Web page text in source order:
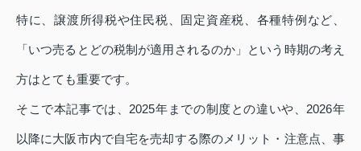
特に、譲渡所得税や住民税、固定資産税、各種特例など、
「いつ売るとどの税制が適用されるのか」という時期の考え
方はとても重要です。
そこで本記事では、2025年までの制度との違いや、2026年
以降に大阪市内で自宅を売却する際のメリット・注意点、事